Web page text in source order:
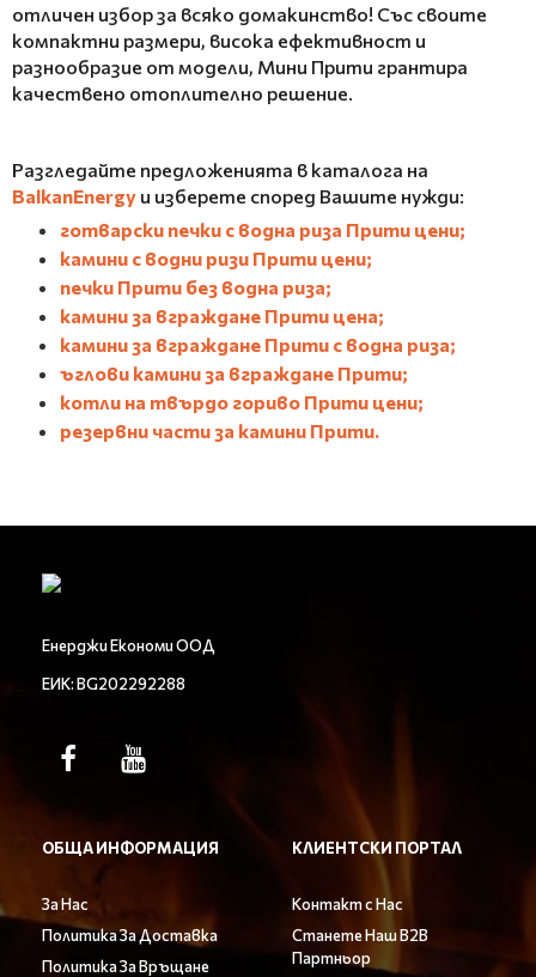
отличен избор за всяко домакинство! Със своите
компактни размери, висока ефективност и
разнообразие от модели, Мини Прити грантира
качествено отоплително решение.
Разгледайте предложенията в каталога на
BalkanEnergy и изберете според Вашите нужди:
готварски печки с водна риза Прити цени;
камини с водни ризи Прити цени;
печки Прити без водна риза;
камини за вграждане Прити цена;
камини за вграждане Прити с водна риза;
ъглови камини за вграждане Прити;
котли на твърдо гориво Прити цени;
резервни части за камини Прити.
Енерджи Економи ООД
ЕИК: BG202292288
ОБЩА ИНФОРМАЦИЯ
За Нас
Политика За Доставка
Политика За Връщане
КЛИЕНТСКИ ПОРТАЛ
Контакт с Нас
Станете Наш B2B
Партньор